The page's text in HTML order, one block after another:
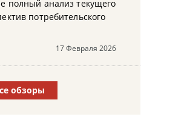
полный анализ текущего
потребительского
17 Февраля 2026
обзоры